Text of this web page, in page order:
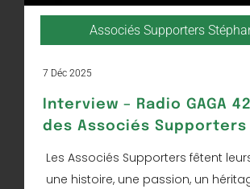
Associés Supporters
7 Déc 2025
Interview – Radio GAGA
des Associés Supporters
Les Associés Supporters fêtent
une histoire, une passion, un